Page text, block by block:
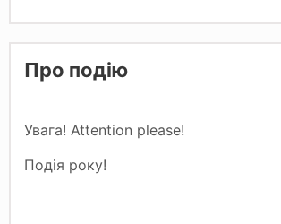
Про подію
Увага! Attention please!
Подія року!